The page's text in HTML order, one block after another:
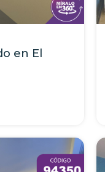
en El